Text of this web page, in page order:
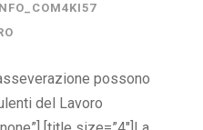
possono
del Lavoro